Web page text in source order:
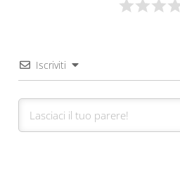
Iscriviti